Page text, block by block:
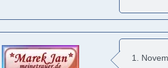
1.